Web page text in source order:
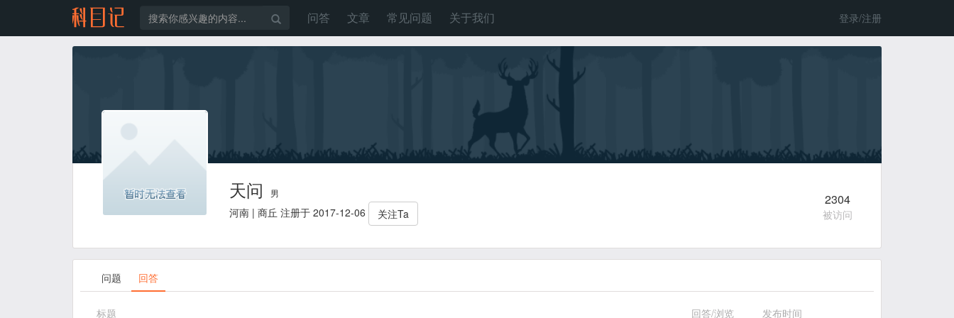
问答 文章 常见问题 关于我们 登录/注册
天问 男
河南 | 商丘 注册于 2017-12-06 关注Ta
2304
被访问
问题 回答
标题 回答/浏览 发布时间